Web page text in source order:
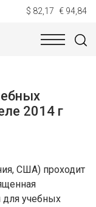
$ 82,17 € 94,84
2014 г
США) проходит
учебных